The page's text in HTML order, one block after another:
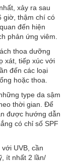
xảy ra sau
giờ, thậm chí có
đến hiện
phản ứng viêm.
thoa dưỡng
xát, tiếp xúc với
đến các loại
hoặc thoa.
type da sậm
thời gian. Để
được hướng dẫn
có chỉ số SPF
UVB, cần
ít nhất 2 lần/